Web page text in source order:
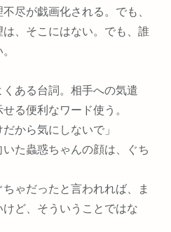
尽が戯画化される。でも、
、そこにはない。でも、誰
ある台詞。相手への気遣
る便利なワード使う。
から気にしないで」
た蟲惑ちゃんの顔は、ぐち
ゃだったと言われれば、ま
ど、そういうことではな